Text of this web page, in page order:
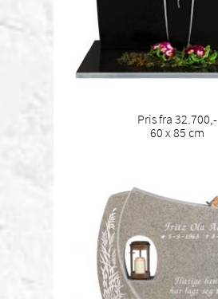
Pris fra 32.700,-
60 x 85 cm